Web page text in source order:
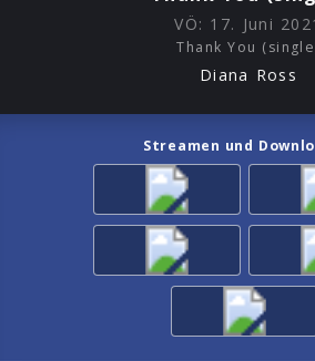
VÖ: 17. Juni
Thank You
Diana Ross
Streamen und